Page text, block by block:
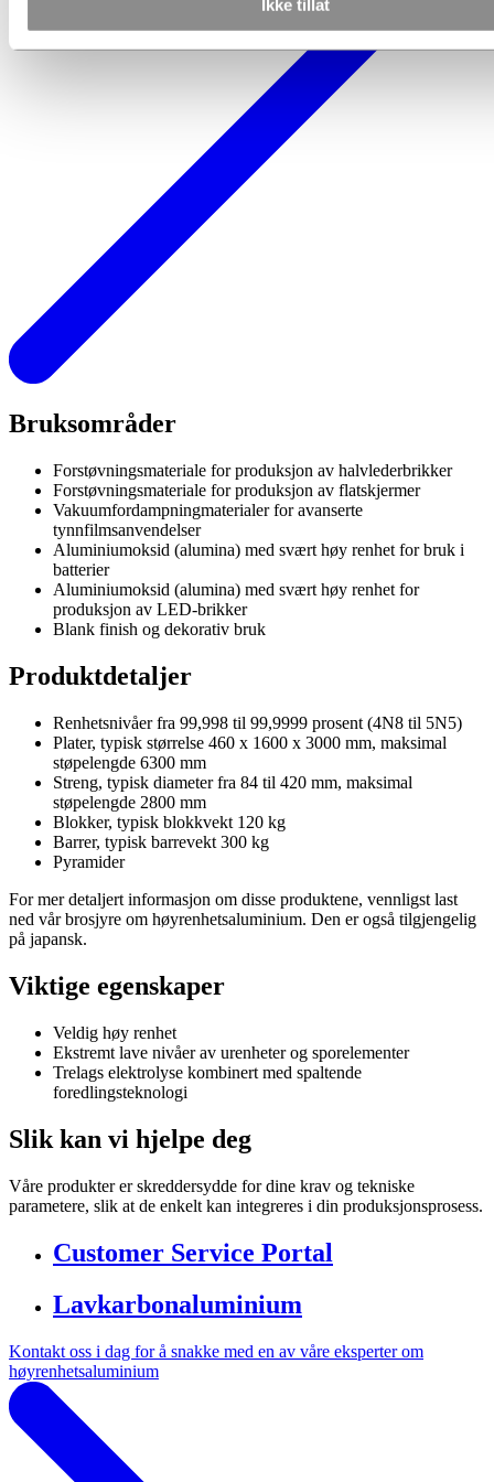
Ikke tillat
Bruksområder
Forstøvningsmateriale for produksjon av halvlederbrikker
Forstøvningsmateriale for produksjon av flatskjermer
Vakuumfordampningmaterialer for avanserte
tynnfilmsanvendelser
Aluminiumoksid (alumina) med svært høy renhet for bruk i
batterier
Aluminiumoksid (alumina) med svært høy renhet for
produksjon av LED-brikker
Blank finish og dekorativ bruk
Produktdetaljer
Renhetsnivåer fra 99,998 til 99,9999 prosent (4N8 til 5N5)
Plater, typisk størrelse 460 x 1600 x 3000 mm, maksimal
støpelengde 6300 mm
Streng, typisk diameter fra 84 til 420 mm, maksimal
støpelengde 2800 mm
Blokker, typisk blokkvekt 120 kg
Barrer, typisk barrevekt 300 kg
Pyramider
For mer detaljert informasjon om disse produktene, vennligst last
ned vår brosjyre om høyrenhetsaluminium. Den er også tilgjengelig
på japansk.
Viktige egenskaper
Veldig høy renhet
Ekstremt lave nivåer av urenheter og sporelementer
Trelags elektrolyse kombinert med spaltende
foredlingsteknologi
Slik kan vi hjelpe deg
Våre produkter er skreddersydde for dine krav og tekniske
parametere, slik at de enkelt kan integreres i din produksjonsprosess.
Customer Service Portal
Lavkarbonaluminium
Kontakt oss i dag for å snakke med en av våre eksperter om
høyrenhetsaluminium